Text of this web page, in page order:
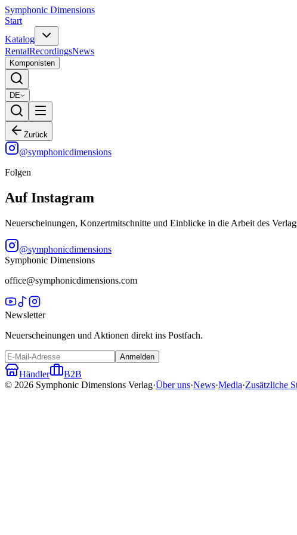
Symphonic Dimensions
Start
Katalog
RentalRecordingsNews
Komponisten
DE
Zurück
@symphonicdimensions
Folgen
Auf Instagram
Neuerscheinungen, Konzertmitschnitte und Einblicke in die Arbeit des
@symphonicdimensions
Symphonic Dimensions
office@symphonicdimensions.com
Newsletter
Neuerscheinungen und Aktionen direkt ins Postfach.
Anmelden
Händler
B2B
© 2026 Symphonic Dimensions Verlag·Über uns·News·Media·Zusätzliche